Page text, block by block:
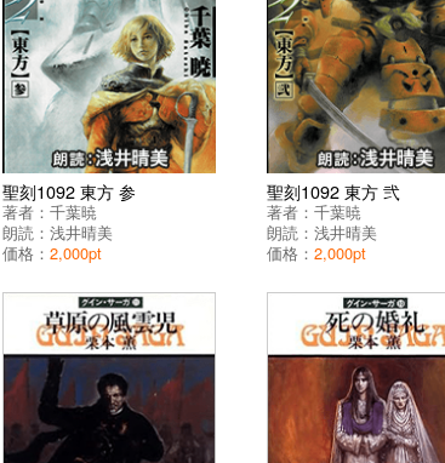
聖刻1092 東方 参
著者： 千葉暁
朗読： 浅井晴美
価格： 2,000pt
聖刻1092 東方 弐
著者：千葉暁
朗読：浅井晴美
価格：2,000pt